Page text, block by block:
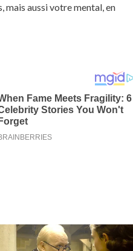
aussi votre mental, en